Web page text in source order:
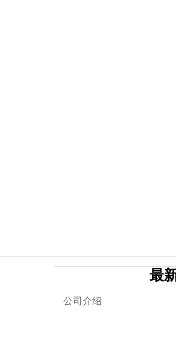
最
公司介绍